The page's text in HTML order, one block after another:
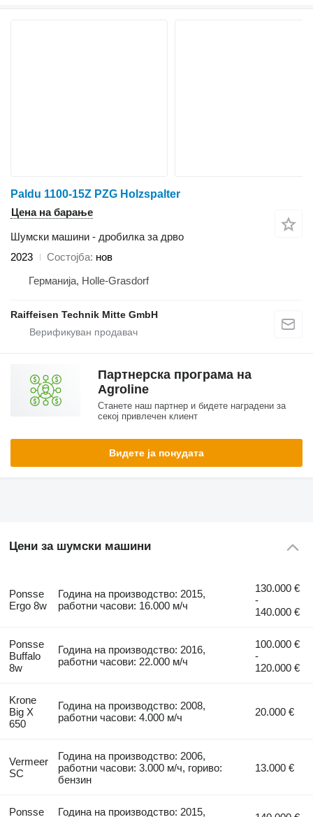
Paldu 1100-15Z PZG Holzspalter
Цена на барање
Шумски машини - дробилка за дрво
2023
Состојба нов
Германија, Holle-Grasdorf
Raiffeisen Technik Mitte GmbH
Партнерска програма на
Agroline
Станете наш партнер и бидете наградени за
секој привлечен клиент
Видете ја понудата
Цени за шумски машини
Ponsse
Ergo 8w
Година на производство: 2015,
работни часови: 16.000 м/ч
130.000 €
-
140.000 €
Ponsse
Buffalo
8w
Година на производство: 2016,
работни часови: 22.000 м/ч
100.000 €
-
120.000 €
Krone
Big X
650
Година на производство: 2008,
работни часови: 4.000 м/ч
20.000 €
Vermeer
SC
Година на производство: 2006,
работни часови: 3.000 м/ч, гориво:
бензин
13.000 €
Ponsse Година на производство: 2015,